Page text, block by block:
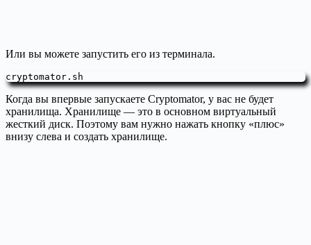
Или вы можете запустить его из терминала.
cryptomator.sh
Когда вы впервые запускаете Cryptomator, у вас не будет
хранилища. Хранилище — это в основном виртуальный
жесткий диск. Поэтому вам нужно нажать кнопку «плюс»
внизу слева и создать хранилище.